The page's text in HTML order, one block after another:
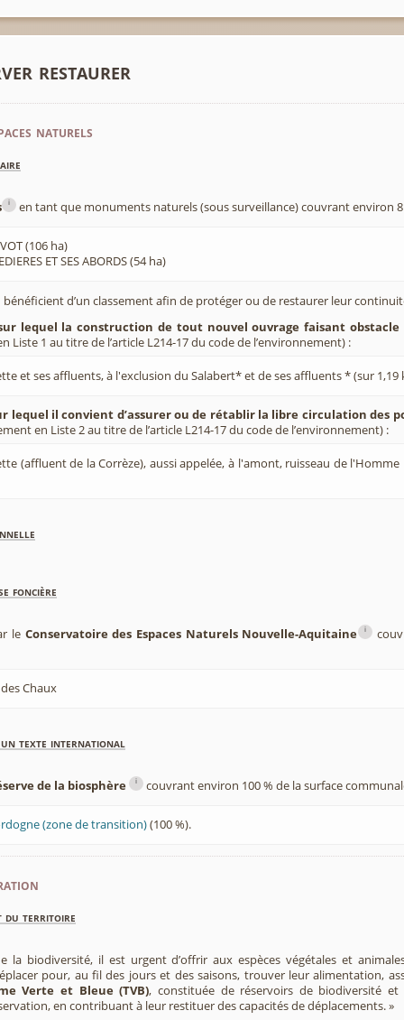
restaurer
naturels
i en tant que monuments naturels (sous surveillance) couvrant environ
(106 ha)
ET SES ABORDS (54 ha)
bénéficient d’un classement afin de protéger ou de restaurer leur
lequel la construction de tout nouvel ouvrage faisant
Liste 1 au titre de l’article L214-17 du code de l’environnement) :
et ses affluents, à l'exclusion du Salabert* et de ses affluents * (sur 1,19
lequel il convient d’assurer ou de rétablir la libre circulation des
en Liste 2 au titre de l’article L214-17 du code de l’environnement) :
(affluent de la Corrèze), aussi appelée, à l'amont, ruisseau de
foncière
le Conservatoire des Espaces Naturels Nouvelle-Aquitaine i
Chaux
texte international
de la biosphère i couvrant environ 100 % de la surface
(zone de transition)(100 %).
du territoire
la biodiversité, il est urgent d’offrir aux espèces végétales et
pour, au fil des jours et des saisons, trouver leur alimentation,
Verte et Bleue (TVB), constituée de réservoirs de biodiversité
en contribuant à leur restituer des capacités de déplacements. »